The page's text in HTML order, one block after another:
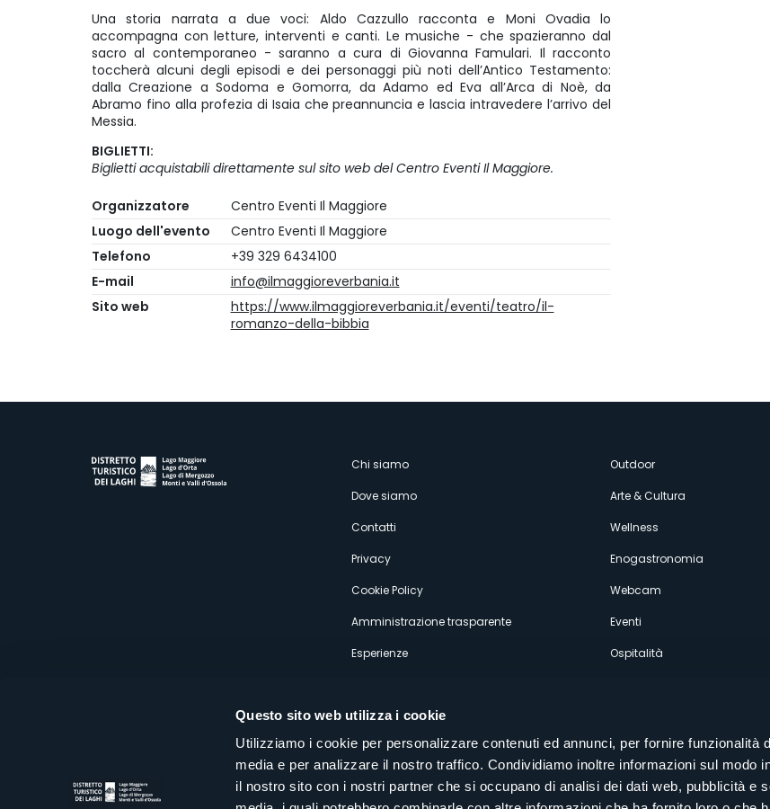
Questo sito web utilizza i cookie
Utilizziamo i cookie per personalizzare contenuti ed annunci, per fornire funzionalità
media e per analizzare il nostro traffico. Condividiamo inoltre informazioni sul modo
il nostro sito con i nostri partner che si occupano di analisi dei dati web, pubblicità e
Una storia narrata a due voci: Aldo Cazzullo racconta e Moni Ovadia lo
accompagna con letture, interventi e canti. Le musiche - che spazieranno dal
sacro al contemporaneo - saranno a cura di Giovanna Famulari. Il racconto
toccherà alcuni degli episodi e dei personaggi più noti dell’Antico Testamento:
dalla Creazione a Sodoma e Gomorra, da Adamo ed Eva all’Arca di Noè, da
Abramo fino alla profezia di Isaia che preannuncia e lascia intravedere l’arrivo del
Messia.
BIGLIETTI:
Biglietti acquistabili direttamente sul sito web del Centro Eventi Il Maggiore.
Organizzatore
Centro Eventi Il Maggiore
Luogo dell'evento
Centro Eventi Il Maggiore
Telefono
+39 329 6434100
E-mail
info@ilmaggioreverbania.it
Sito web
https://www.ilmaggioreverbania.it/eventi/teatro/il-
romanzo-della-bibbia
Menù
secondario
Chi siamo
Dove siamo
Contatti
Privacy
Cookie Policy
Amministrazione trasparente
Esperienze
Outdoor
Arte & Cultura
Wellness
Enogastronomia
Webcam
Eventi
Ospitalità
Distretto Turistico dei Laghi Scrl
Sede legale e operativa: Corso Italia 26 - 28838 Stresa VB - Italy
Seguici sui nostri canali